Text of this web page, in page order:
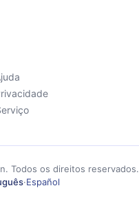
Todos os direitos reservados.
·Español